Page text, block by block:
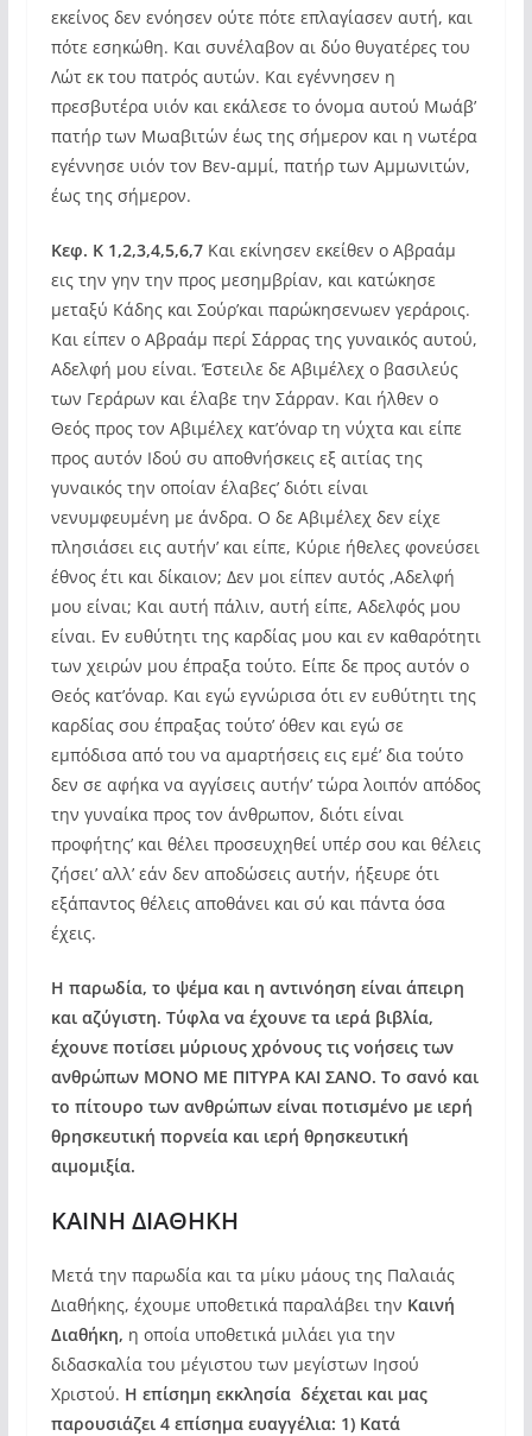
εκείνος δεν ενόησεν ούτε πότε επλαγίασεν αυτή, και
πότε εσηκώθη. Και συνέλαβον αι δύο θυγατέρες του
Λώτ εκ του πατρός αυτών. Και εγέννησεν η
πρεσβυτέρα υιόν και εκάλεσε το όνομα αυτού Μωάβ’
πατήρ των Μωαβιτών έως της σήμερον και η νωτέρα
εγέννησε υιόν τον Βεν-αμμί, πατήρ των Αμμωνιτών,
έως της σήμερον.
Κεφ. Κ 1,2,3,4,5,6,7Και εκίνησεν εκείθεν ο Αβραάμ
εις την γην την προς μεσημβρίαν, και κατώκησε
μεταξύ Κάδης και Σούρ’και παρώκησενωεν γεράροις.
Και είπεν ο Αβραάμ περί Σάρρας της γυναικός αυτού,
Αδελφή μου είναι. Έστειλε δε Αβιμέλεχ ο βασιλεύς
των Γεράρων και έλαβε την Σάρραν. Και ήλθεν ο
Θεός προς τον Αβιμέλεχ κατ’όναρ τη νύχτα και είπε
προς αυτόν Ιδού συ αποθνήσκεις εξ αιτίας της
γυναικός την οποίαν έλαβες’ διότι είναι
νενυμφευμένη με άνδρα. Ο δε Αβιμέλεχ δεν είχε
πλησιάσει εις αυτήν’ και είπε, Κύριε ήθελες φονεύσει
έθνος έτι και δίκαιον; Δεν μοι είπεν αυτός ,Αδελφή
μου είναι; Και αυτή πάλιν, αυτή είπε, Αδελφός μου
είναι. Εν ευθύτητι της καρδίας μου και εν καθαρότητι
των χειρών μου έπραξα τούτο. Είπε δε προς αυτόν ο
Θεός κατ’όναρ. Και εγώ εγνώρισα ότι εν ευθύτητι της
καρδίας σου έπραξας τούτο’ όθεν και εγώ σε
εμπόδισα από του να αμαρτήσεις εις εμέ’ δια τούτο
δεν σε αφήκα να αγγίσεις αυτήν’ τώρα λοιπόν απόδος
την γυναίκα προς τον άνθρωπον, διότι είναι
προφήτης’ και θέλει προσευχηθεί υπέρ σου και θέλεις
ζήσει’ αλλ’ εάν δεν αποδώσεις αυτήν, ήξευρε ότι
εξάπαντος θέλεις αποθάνει και σύ και πάντα όσα
έχεις.
Η παρωδία, το ψέμα και η αντινόηση είναι άπειρη
και αζύγιστη. Τύφλα να έχουνε τα ιερά βιβλία,
έχουνε ποτίσει μύριους χρόνους τις νοήσεις των
ανθρώπων ΜΟΝΟ ΜΕ ΠΙΤΥΡΑ ΚΑΙ ΣΑΝΟ. Το σανό και
το πίτουρο των ανθρώπων είναι ποτισμένο με ιερή
θρησκευτική πορνεία και ιερή θρησκευτική
αιμομιξία.
ΚΑΙΝΗ ΔΙΑΘΗΚΗ
Μετά την παρωδία και τα μίκυ μάους της Παλαιάς
Διαθήκης, έχουμε υποθετικά παραλάβει την Καινή
Διαθήκη, η οποία υποθετικά μιλάει για την
διδασκαλία του μέγιστου των μεγίστων Ιησού
Χριστού. Η επίσημη εκκλησία δέχεται και μας
παρουσιάζει 4 επίσημα ευαγγέλια: 1) Κατά